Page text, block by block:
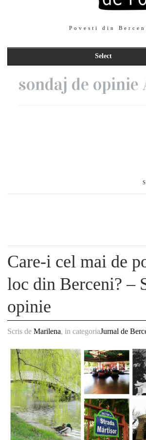
Povesti din
Select
sondaj de opinie
Care-i cel mai de
loc din Berceni? –
opinie
Scris de Marilena, in categoriaJurnal de